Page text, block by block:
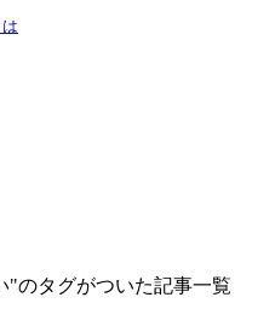
"のタグがついた記事一覧